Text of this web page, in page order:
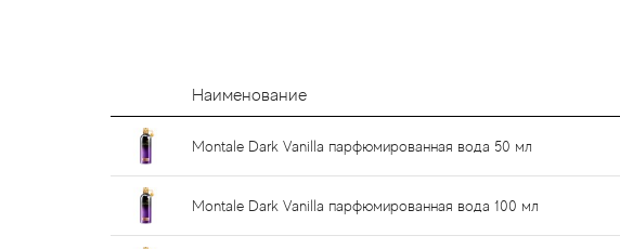
Наименование
Montale Dark Vanilla парфюмированная вода 50 мл
Montale Dark Vanilla парфюмированная вода 100 мл